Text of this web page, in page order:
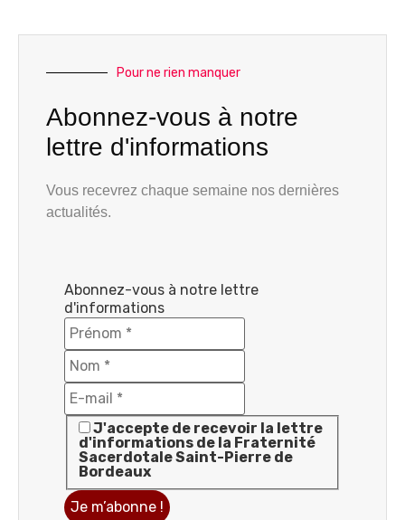
Pour ne rien manquer
Abonnez-vous à notre
lettre d'informations
Vous recevrez chaque semaine nos dernières
actualités.
Abonnez-vous à notre lettre
d'informations
J'accepte de recevoir la lettre
d'informations de la Fraternité
Sacerdotale Saint-Pierre de
Bordeaux